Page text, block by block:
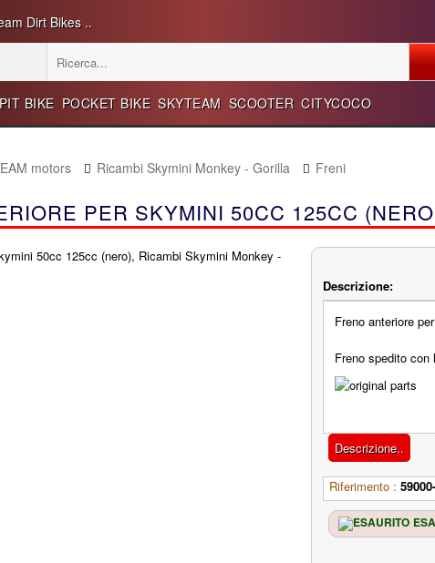
Dirt Bikes ..
PIT BIKE POCKET BIKE SKYTEAM SCOOTER CITYCOCO
motors Ricambi Skymini Monkey - Gorilla Freni
PER SKYMINI 50CC 125CC
Descrizione:
Freno anteriore
Freno spedito
Descrizione..
Riferimento :